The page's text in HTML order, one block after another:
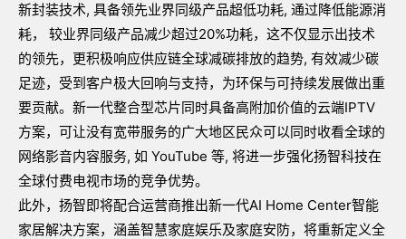
新封装技术, 具备领先业界同级产品超低功耗, 通过降低能源消
耗， 较业界同级产品减少超过20%功耗，这不仅显示出技术
的领先，更积极响应供应链全球减碳排放的趋势, 有效减少碳
足迹，受到客户极大回响与支持，为环保与可持续发展做出重
要贡献。新一代整合型芯片同时具备高附加价值的云端IPTV
方案，可让没有宽带服务的广大地区民众可以同时收看全球的
网络影音内容服务, 如 YouTube 等, 将进一步强化扬智科技在
全球付费电视市场的竞争优势。
此外，扬智即将配合运营商推出新一代AI Home Center智能
家居解决方案，涵盖智慧家庭娱乐及家庭安防，将重新定义全